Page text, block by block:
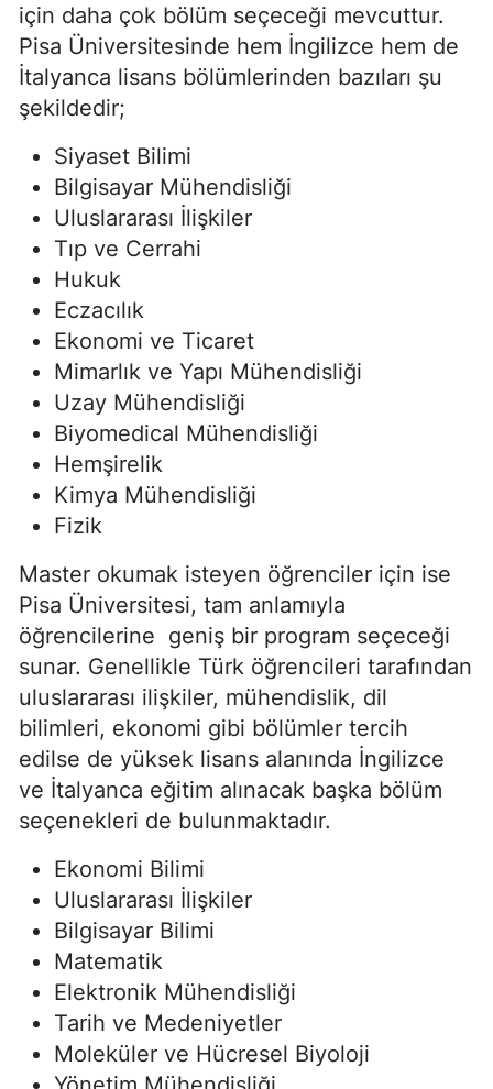
için daha çok bölüm seçeceği mevcuttur.
Pisa Üniversitesinde hem İngilizce hem de
İtalyanca lisans bölümlerinden bazıları şu
şekildedir;
Siyaset Bilimi
Bilgisayar Mühendisliği
Uluslararası İlişkiler
Tıp ve Cerrahi
Hukuk
Eczacılık
Ekonomi ve Ticaret
Mimarlık ve Yapı Mühendisliği
Uzay Mühendisliği
Biyomedical Mühendisliği
Hemşirelik
Kimya Mühendisliği
Fizik
Master okumak isteyen öğrenciler için ise
Pisa Üniversitesi, tam anlamıyla
öğrencilerine geniş bir program seçeceği
sunar. Genellikle Türk öğrencileri tarafından
uluslararası ilişkiler, mühendislik, dil
bilimleri, ekonomi gibi bölümler tercih
edilse de yüksek lisans alanında İngilizce
ve İtalyanca eğitim alınacak başka bölüm
seçenekleri de bulunmaktadır.
Ekonomi Bilimi
Uluslararası İlişkiler
Bilgisayar Bilimi
Matematik
Elektronik Mühendisliği
Tarih ve Medeniyetler
Moleküler ve Hücresel Biyoloji